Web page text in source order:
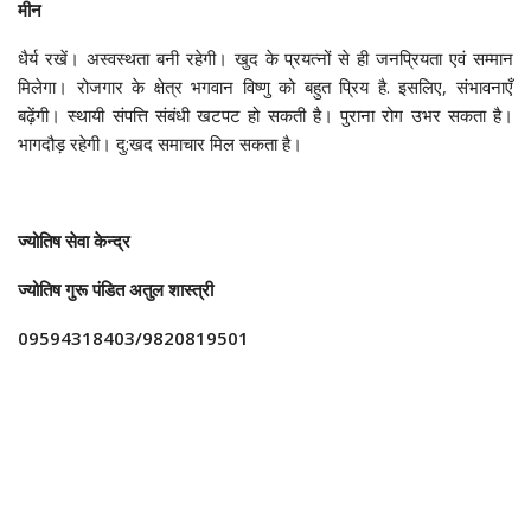
मीन
धैर्य रखें। अस्वस्थता बनी रहेगी। खुद के प्रयत्नों से ही जनप्रियता एवं सम्मान
मिलेगा। रोजगार के क्षेत्र भगवान विष्णु को बहुत प्रिय है. इसलिए, संभावनाएँ
बढ़ेंगी। स्थायी संपत्ति संबंधी खटपट हो सकती है। पुराना रोग उभर सकता है।
भागदौड़ रहेगी। दु:खद समाचार मिल सकता है।
ज्योतिष सेवा केन्द्र
ज्योतिष गुरू पंडित अतुल शास्त्री
09594318403/9820819501